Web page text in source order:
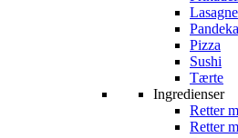
Lasagne
Pizza
Sushi
Tærte
Ingredienser
Retter
Retter